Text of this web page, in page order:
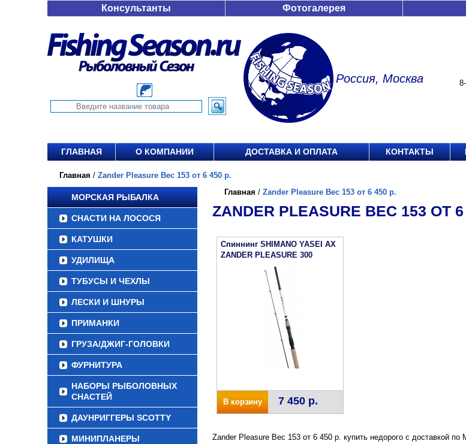
Консультанты Фотогалерея
Россия, Москва
ГЛАВНАЯ О КОМПАНИИ ДОСТАВКА И ОПЛАТА КОНТАКТЫ
Главная / Zander Pleasure Вес 153 от 6 450 р.
МОРСКАЯ РЫБАЛКА
СНАСТИ НА ЛОСОСЯ
КАТУШКИ
УДИЛИЩА
ТУБУСЫ И ЧЕХЛЫ
ЛЕСКИ И ШНУРЫ
ПРИМАНКИ
ГРУЗА/ДЖИГ-ГОЛОВКИ
ФУРНИТУРА
НАБОРЫ РЫБОЛОВНЫХ
СНАСТЕЙ
ДАУНРИГГЕРЫ SCOTTY
МИНИПЛАНЕРЫ
Главная / Zander Pleasure Вес 153 от 6 450 р.
ZANDER PLEASURE ВЕС 153 ОТ 6
Спиннинг SHIMANO YASEI АХ
ZANDER PLEASURE 300
В корзину 7 450 р.
Zander Pleasure Вес 153 от 6 450 р. купить недорого с доставкой